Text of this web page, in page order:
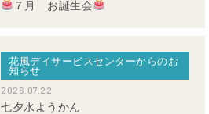
７月 お誕生会
花風デイサービスセンターからのお
知らせ
2026.07.22
七夕水ようかん